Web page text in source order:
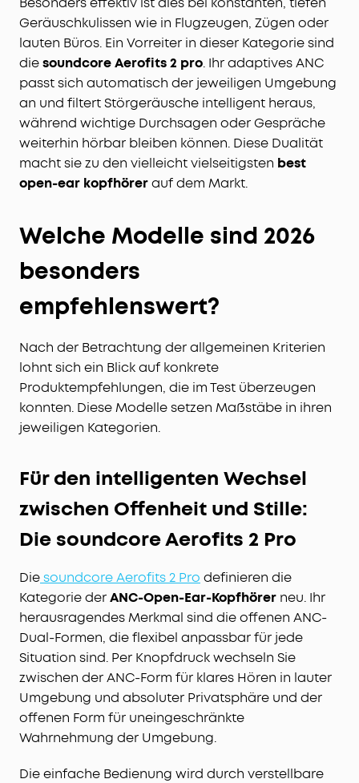
Geräuschkulissen wie in Flugzeugen, Zügen oder
lauten Büros. Ein Vorreiter in dieser Kategorie sind
diesoundcore Aerofits 2 pro. Ihr adaptives ANC
passt sich automatisch der jeweiligen Umgebung
an und filtert Störgeräusche intelligent heraus,
während wichtige Durchsagen oder Gespräche
weiterhin hörbar bleiben können. Diese Dualität
macht sie zu den vielleicht vielseitigsten best
open-ear kopfhörerauf dem Markt.
Welche Modelle sind 2026
besonders
empfehlenswert?
Nach der Betrachtung der allgemeinen Kriterien
lohnt sich ein Blick auf konkrete
Produktempfehlungen, die im Test überzeugen
konnten. Diese Modelle setzen Maßstäbe in ihren
jeweiligen Kategorien.
Für den intelligenten Wechsel
zwischen Offenheit und Stille:
Die soundcore Aerofits 2 Pro
Diesoundcore Aerofits 2 Pro definieren die
Kategorie derANC-Open-Ear-Kopfhörer neu. Ihr
herausragendes Merkmal sind die offenen ANC-
Dual-Formen, die flexibel anpassbar für jede
Situation sind. Per Knopfdruck wechseln Sie
zwischen der ANC-Form für klares Hören in lauter
Umgebung und absoluter Privatsphäre und der
offenen Form für uneingeschränkte
Wahrnehmung der Umgebung.
Die einfache Bedienung wird durch verstellbare